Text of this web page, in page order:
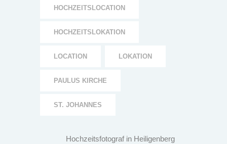
HOCHZEITSLOCATION
HOCHZEITSLOKATION
LOCATION LOKATION
PAULUS KIRCHE
ST. JOHANNES
Hochzeitsfotograf in Heiligenberg